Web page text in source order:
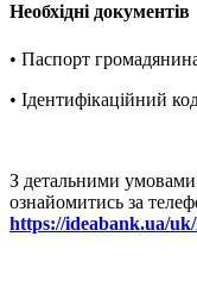
Необхідні документів
• Паспорт
• Ідентифікаційний
З детальними
ознайомитись за
https://ideabank.ua/